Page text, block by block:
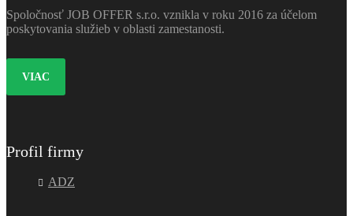
Spoločnosť JOB OFFER s.r.o. vznikla v roku 2016 za účelom
poskytovania služieb v oblasti zamestanosti.
VIAC
Profil firmy
ADZ